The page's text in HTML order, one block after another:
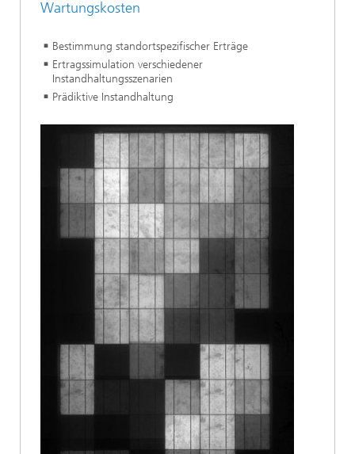
Wartungskosten
Bestimmung standortspezifischer Erträge
Ertragssimulation verschiedener
Instandhaltungsszenarien
Prädiktive Instandhaltung